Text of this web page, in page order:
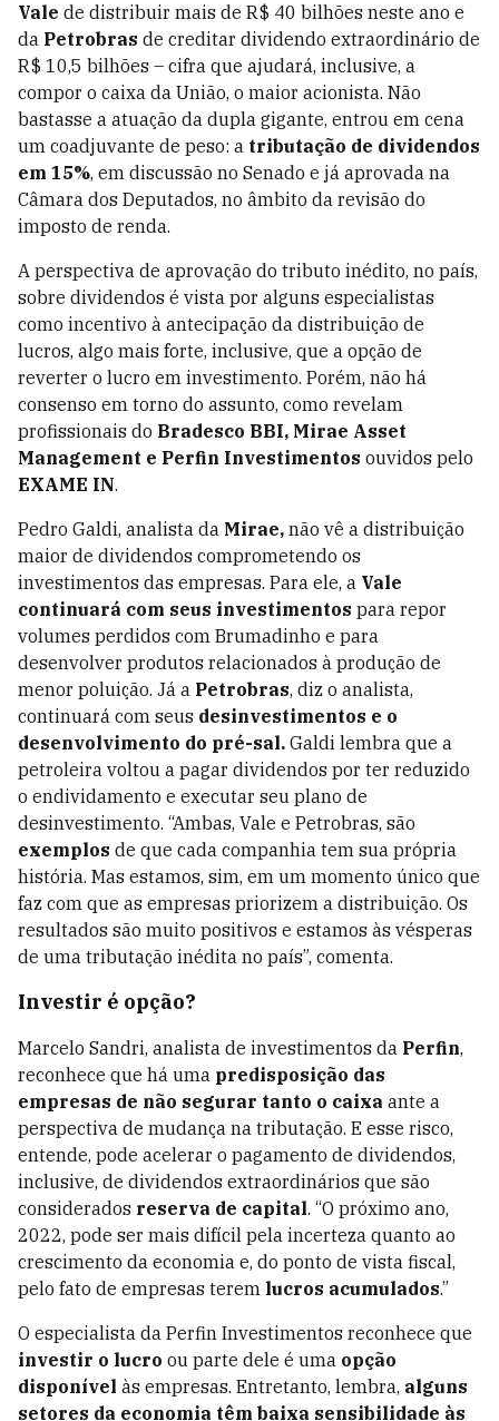
Vale de distribuir mais de R$ 40 bilhões neste ano e
da Petrobras de creditar dividendo extraordinário de
R$ 10,5 bilhões – cifra que ajudará, inclusive, a
compor o caixa da União, o maior acionista. Não
bastasse a atuação da dupla gigante, entrou em cena
um coadjuvante de peso: a tributação de dividendos
em 15%, em discussão no Senado e já aprovada na
Câmara dos Deputados, no âmbito da revisão do
imposto de renda.
A perspectiva de aprovação do tributo inédito, no país,
sobre dividendos é vista por alguns especialistas
como incentivo à antecipação da distribuição de
lucros, algo mais forte, inclusive, que a opção de
reverter o lucro em investimento. Porém, não há
consenso em torno do assunto, como revelam
profissionais do Bradesco BBI, Mirae Asset
Management e Perfin Investimentos ouvidos pelo
EXAME IN.
Pedro Galdi, analista da Mirae, não vê a distribuição
maior de dividendos comprometendo os
investimentos das empresas. Para ele, a Vale
continuará com seus investimentos para repor
volumes perdidos com Brumadinho e para
desenvolver produtos relacionados à produção de
menor poluição. Já a Petrobras, diz o analista,
continuará com seus desinvestimentos e o
desenvolvimento do pré-sal. Galdi lembra que a
petroleira voltou a pagar dividendos por ter reduzido
o endividamento e executar seu plano de
desinvestimento. “Ambas, Vale e Petrobras, são
exemplos de que cada companhia tem sua própria
história. Mas estamos, sim, em um momento único que
faz com que as empresas priorizem a distribuição. Os
resultados são muito positivos e estamos às vésperas
de uma tributação inédita no país”, comenta.
Investir é opção?
Marcelo Sandri, analista de investimentos da Perfin,
reconhece que há uma predisposição das
empresas de não segurar tanto o caixa ante a
perspectiva de mudança na tributação. E esse risco,
entende, pode acelerar o pagamento de dividendos,
inclusive, de dividendos extraordinários que são
considerados reserva de capital. “O próximo ano,
2022, pode ser mais difícil pela incerteza quanto ao
crescimento da economia e, do ponto de vista fiscal,
pelo fato de empresas terem lucros acumulados.”
O especialista da Perfin Investimentos reconhece que
investir o lucro ou parte dele é uma opção
disponível às empresas. Entretanto, lembra, alguns
setores da economia têm baixa sensibilidade às